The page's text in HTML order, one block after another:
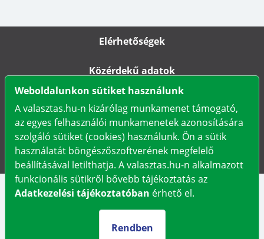
Elérhetőségek
Közérdekű adatok
Karrier
Adatkezelési tájékoztató
Választási Információs Szolgálatok
Weboldalunkon sütiket használunk
A valasztas.hu-n kizárólag munkamenet támogató,
az egyes felhasználói munkamenetek azonosítására
szolgáló sütiket (cookies) használunk. Ön a sütik
használatát böngészőszoftverének megfelelő
beállításával letilthatja. A valasztas.hu-n alkalmazott
funkcionális sütikről bővebb tájékoztatás az
Adatkezelési tájékoztatóban érhető el.
Rendben